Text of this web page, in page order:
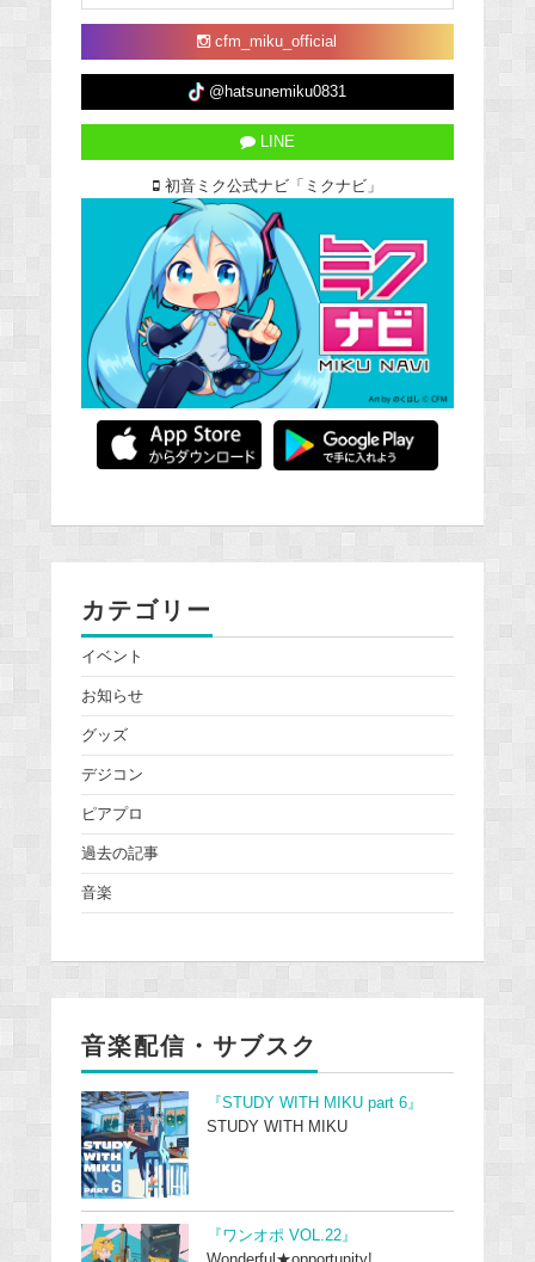
cfm_miku_official
@hatsunemiku0831
LINE
初音ミク公式ナビ「ミクナビ」
カテゴリー
イベント
お知らせ
グッズ
デジコン
ピアプロ
過去の記事
音楽
音楽配信・サブスク
『STUDY WITH MIKU part 6』
STUDY WITH MIKU
『ワンオポ VOL.22』